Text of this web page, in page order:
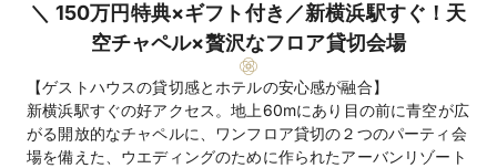
＼ 150万円特典×ギフト付き／新横浜駅すぐ！天
空チャペル×贅沢なフロア貸切会場
【ゲストハウスの貸切感とホテルの安心感が融合】
新横浜駅すぐの好アクセス。地上60mにあり目の前に青空が広
がる開放的なチャペルに、ワンフロア貸切の２つのパーティ会
場を備えた、ウエディングのために作られたアーバンリゾート